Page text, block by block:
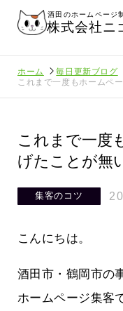
酒田のホームページ
株式会社ニ
ホーム 毎日更新ブログ
これまで一度もホームペ
これまで一度
げたことが無
集客のコツ
こんにちは。
酒田市・鶴岡市の
ホームページ集客
を持
ニ